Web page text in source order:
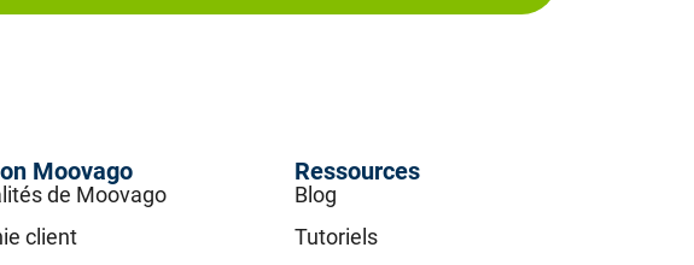
Moovago
de Moovago
client
Ressources
Blog
Tutoriels